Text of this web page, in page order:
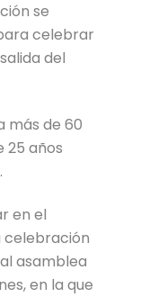
se
celebrar
del
más de 60
25 años
en el
celebración
asamblea
en la que